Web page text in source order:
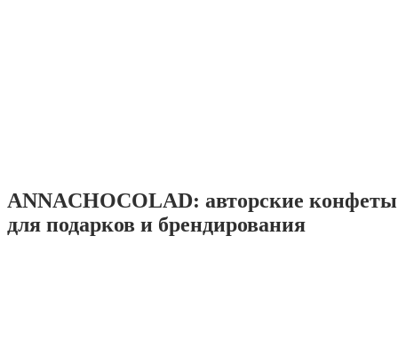
ANNACHOCOLAD: авторские
для подарков и брендирования